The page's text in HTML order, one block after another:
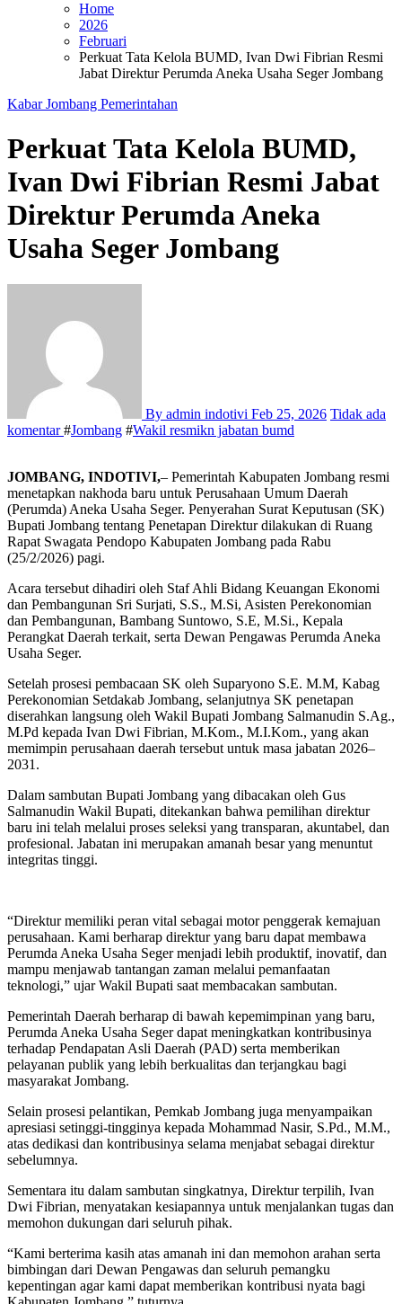
Home
2026
Februari
Perkuat Tata Kelola BUMD, Ivan Dwi Fibrian Resmi
Jabat Direktur Perumda Aneka Usaha Seger Jombang
Kabar Jombang Pemerintahan
Perkuat Tata Kelola BUMD,
Ivan Dwi Fibrian Resmi Jabat
Direktur Perumda Aneka
Usaha Seger Jombang
By admin indotivi Feb 25, 2026 Tidak ada
komentar#Jombang #Wakil resmikn jabatan bumd
JOMBANG, INDOTIVI,– Pemerintah Kabupaten Jombang resmi
menetapkan nakhoda baru untuk Perusahaan Umum Daerah
(Perumda) Aneka Usaha Seger. Penyerahan Surat Keputusan (SK)
Bupati Jombang tentang Penetapan Direktur dilakukan di Ruang
Rapat Swagata Pendopo Kabupaten Jombang pada Rabu
(25/2/2026) pagi.
Acara tersebut dihadiri oleh Staf Ahli Bidang Keuangan Ekonomi
dan Pembangunan Sri Surjati, S.S., M.Si, Asisten Perekonomian
dan Pembangunan, Bambang Suntowo, S.E, M.Si., Kepala
Perangkat Daerah terkait, serta Dewan Pengawas Perumda Aneka
Usaha Seger.
Setelah prosesi pembacaan SK oleh Suparyono S.E. M.M, Kabag
Perekonomian Setdakab Jombang, selanjutnya SK penetapan
diserahkan langsung oleh Wakil Bupati Jombang Salmanudin S.Ag.,
M.Pd kepada Ivan Dwi Fibrian, M.Kom., M.I.Kom., yang akan
memimpin perusahaan daerah tersebut untuk masa jabatan 2026–
2031.
Dalam sambutan Bupati Jombang yang dibacakan oleh Gus
Salmanudin Wakil Bupati, ditekankan bahwa pemilihan direktur
baru ini telah melalui proses seleksi yang transparan, akuntabel, dan
profesional. Jabatan ini merupakan amanah besar yang menuntut
integritas tinggi.
“Direktur memiliki peran vital sebagai motor penggerak kemajuan
perusahaan. Kami berharap direktur yang baru dapat membawa
Perumda Aneka Usaha Seger menjadi lebih produktif, inovatif, dan
mampu menjawab tantangan zaman melalui pemanfaatan
teknologi,” ujar Wakil Bupati saat membacakan sambutan.
Pemerintah Daerah berharap di bawah kepemimpinan yang baru,
Perumda Aneka Usaha Seger dapat meningkatkan kontribusinya
terhadap Pendapatan Asli Daerah (PAD) serta memberikan
pelayanan publik yang lebih berkualitas dan terjangkau bagi
masyarakat Jombang.
Selain prosesi pelantikan, Pemkab Jombang juga menyampaikan
apresiasi setinggi-tingginya kepada Mohammad Nasir, S.Pd., M.M.,
atas dedikasi dan kontribusinya selama menjabat sebagai direktur
sebelumnya.
Sementara itu dalam sambutan singkatnya, Direktur terpilih, Ivan
Dwi Fibrian, menyatakan kesiapannya untuk menjalankan tugas dan
memohon dukungan dari seluruh pihak.
“Kami berterima kasih atas amanah ini dan memohon arahan serta
bimbingan dari Dewan Pengawas dan seluruh pemangku
kepentingan agar kami dapat memberikan kontribusi nyata bagi